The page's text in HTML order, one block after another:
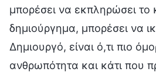
μπορέσει να εκπληρώσει
δημιούργημα, μπορέσει να
Δημιουργό, είναι ό,τι πιο
ανθρωπότητα και κάτι που